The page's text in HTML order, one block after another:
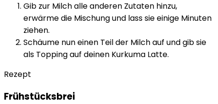
Gib zur Milch alle anderen Zutaten hinzu,
erwärme die Mischung und lass sie einige Minuten
ziehen.
Schäume nun einen Teil der Milch auf und gib sie
als Topping auf deinen Kurkuma Latte.
Rezept
Frühstücksbrei